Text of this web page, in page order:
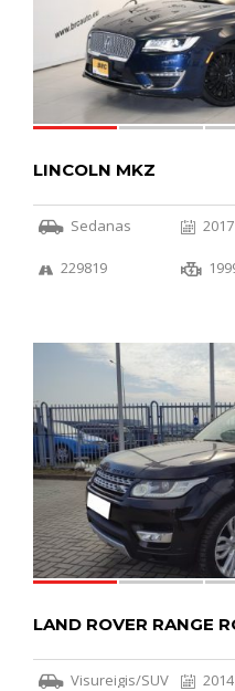
LINCOLN MKZ
Sedanas 2017
229819
LAND ROVER RANGE
Visureigis/SUV 2014